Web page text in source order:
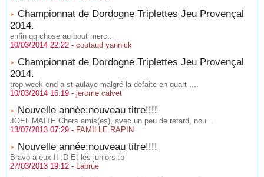
Championnat de Dordogne Triplettes Jeu Provençal
2014.
enfin qq chose au bout merc...
10/03/2014 22:22 - coutaud yannick
Championnat de Dordogne Triplettes Jeu Provençal
2014.
trop week end a st aulaye malgré la defaite en quart ....
10/03/2014 16:19 - jerome calvet
Nouvelle année:nouveau titre!!!!
JOEL MAITE Chers amis(es), avec un peu de retard, nou...
13/07/2013 07:29 - FAMILLE RAPIN
Nouvelle année:nouveau titre!!!!
Bravo a eux !! :D Et les juniors :p
27/03/2013 19:12 - Labrue